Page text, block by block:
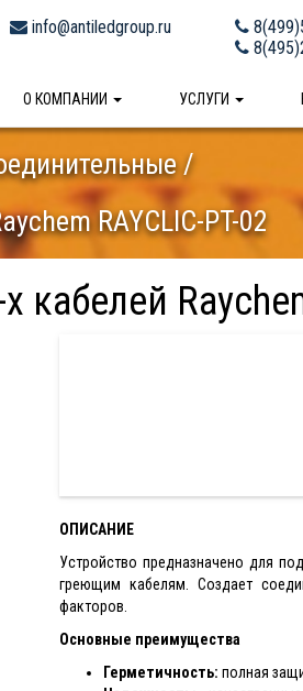
info@antiledgroup.ru
О КОМПАНИИ УСЛУГИ
RAYCLIC-PT-02
ОПИСАНИЕ
Устройство предназначено для
греющим кабелям. Создает
факторов.
Основные преимущества
Герметичность: полная